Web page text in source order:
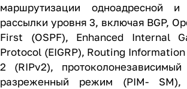
маршрутизации одноадресной и
рассылки уровня 3, включая BGP,
First (OSPF), Enhanced Internal
Protocol (EIGRP), Routing
2 (RIPv2), протоколонезависимый
разреженный режим (PIM- SM),